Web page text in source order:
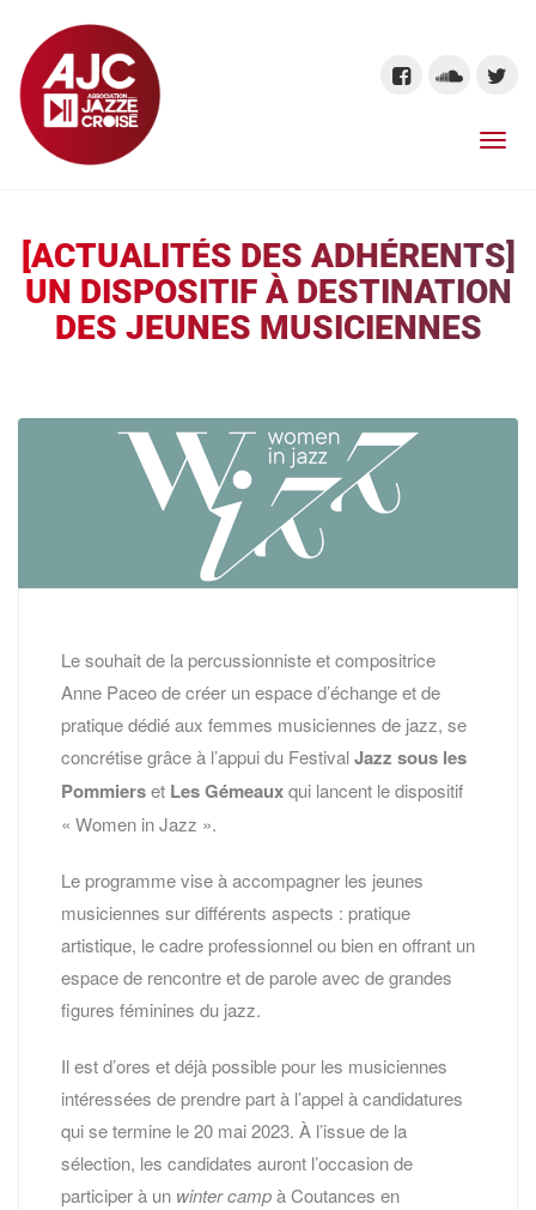
[ACTUALITÉS DES ADHÉRENTS]
UN DISPOSITIF À DESTINATION
DES JEUNES MUSICIENNES
Le souhait de la percussionniste et compositrice
Anne Paceo de créer un espace d’échange et de
pratique dédié aux femmes musiciennes de jazz, se
concrétise grâce à l’appui du FestivalJazz sous les
Pommierset Les Gémeauxqui lancent le dispositif
« Women in Jazz ».
Le programme vise à accompagner les jeunes
musiciennes sur différents aspects : pratique
artistique, le cadre professionnel ou bien en offrant un
espace de rencontre et de parole avec de grandes
figures féminines du jazz.
Il est d’ores et déjà possible pour les musiciennes
intéressées de prendre part à l’appel à candidatures
qui se termine le 20 mai 2023. À l’issue de la
sélection, les candidates auront l’occasion de
participer à un winter campà Coutances en